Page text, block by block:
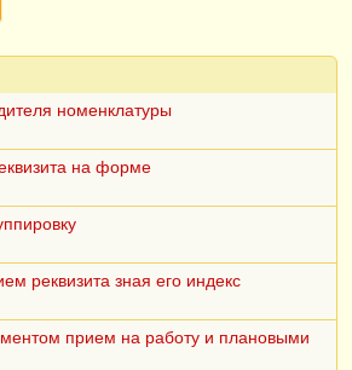
номенклатуры
на форме
реквизита зная его индекс
прием на работу и плановыми